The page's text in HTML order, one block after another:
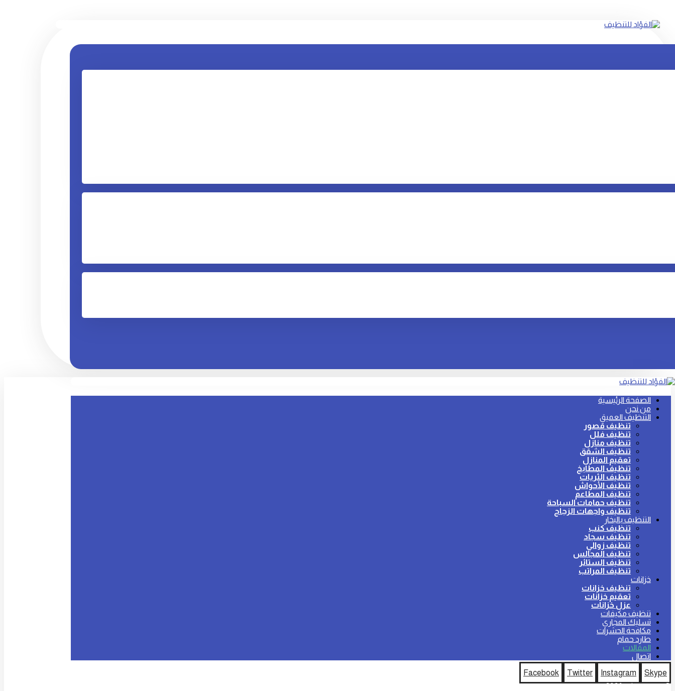
الصفحة الرئيسية
من نحن
التنظيف العميق
تنظيف قصور
تنظيف فلل
تنظيف منازل
تنظيف الشقق
تعقيم المنازل
تنظيف المطابخ
تنظيف الثريات
تنظيف الأحواش
تنظيف المطاعم
تنظيف حمامات السباحة
تنظيف واجهات الزجاج
التنظيف بالبخار
تنظيف كنب
تنظيف سجاد
تنظيف زوالي
تنظيف المجالس
تنظيف الستائر
تنظيف المراتب
خزانات
تنظيف خزانات
تعقيم خزانات
عزل خزانات
تنظيف مكيفات
تسليك المجاري
مكافحة الحشرات
طارد حمام
المقالات
اتصال
Facebook
Twitter Instagram
Skype
© حقوق النشر 2026